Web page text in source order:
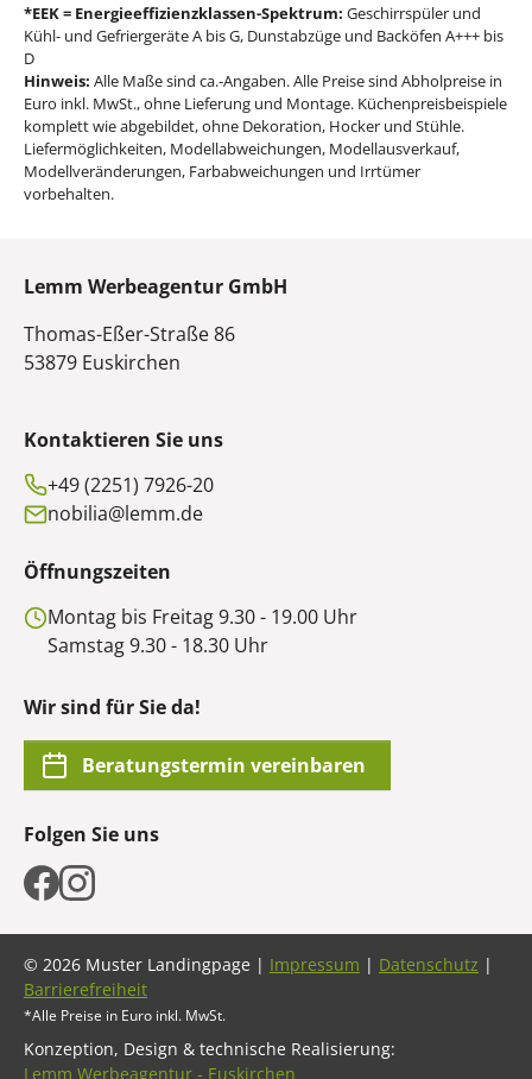
*EEK = Energieeffizienzklassen-Spektrum: Geschirrspüler und
Kühl- und Gefriergeräte A bis G, Dunstabzüge und Backöfen A+++ bis
D
Hinweis: Alle Maße sind ca.-Angaben. Alle Preise sind Abholpreise in
Euro inkl. MwSt., ohne Lieferung und Montage. Küchenpreisbeispiele
komplett wie abgebildet, ohne Dekoration, Hocker und Stühle.
Liefermöglichkeiten, Modellabweichungen, Modellausverkauf,
Modellveränderungen, Farbabweichungen und Irrtümer
vorbehalten.
Lemm Werbeagentur GmbH
Thomas-Eßer-Straße 86
53879 Euskirchen
Kontaktieren Sie uns
+49 (2251) 7926-20
nobilia@lemm.de
Öffnungszeiten
Montag bis Freitag 9.30 - 19.00 Uhr
Samstag 9.30 - 18.30 Uhr
Wir sind für Sie da!
Beratungstermin vereinbaren
Folgen Sie uns
© 2026 Muster Landingpage | Impressum | Datenschutz |
Barrierefreiheit
*Alle Preise in Euro inkl. MwSt.
Konzeption, Design & technische Realisierung:
Lemm Werbeagentur ‑ Euskirchen